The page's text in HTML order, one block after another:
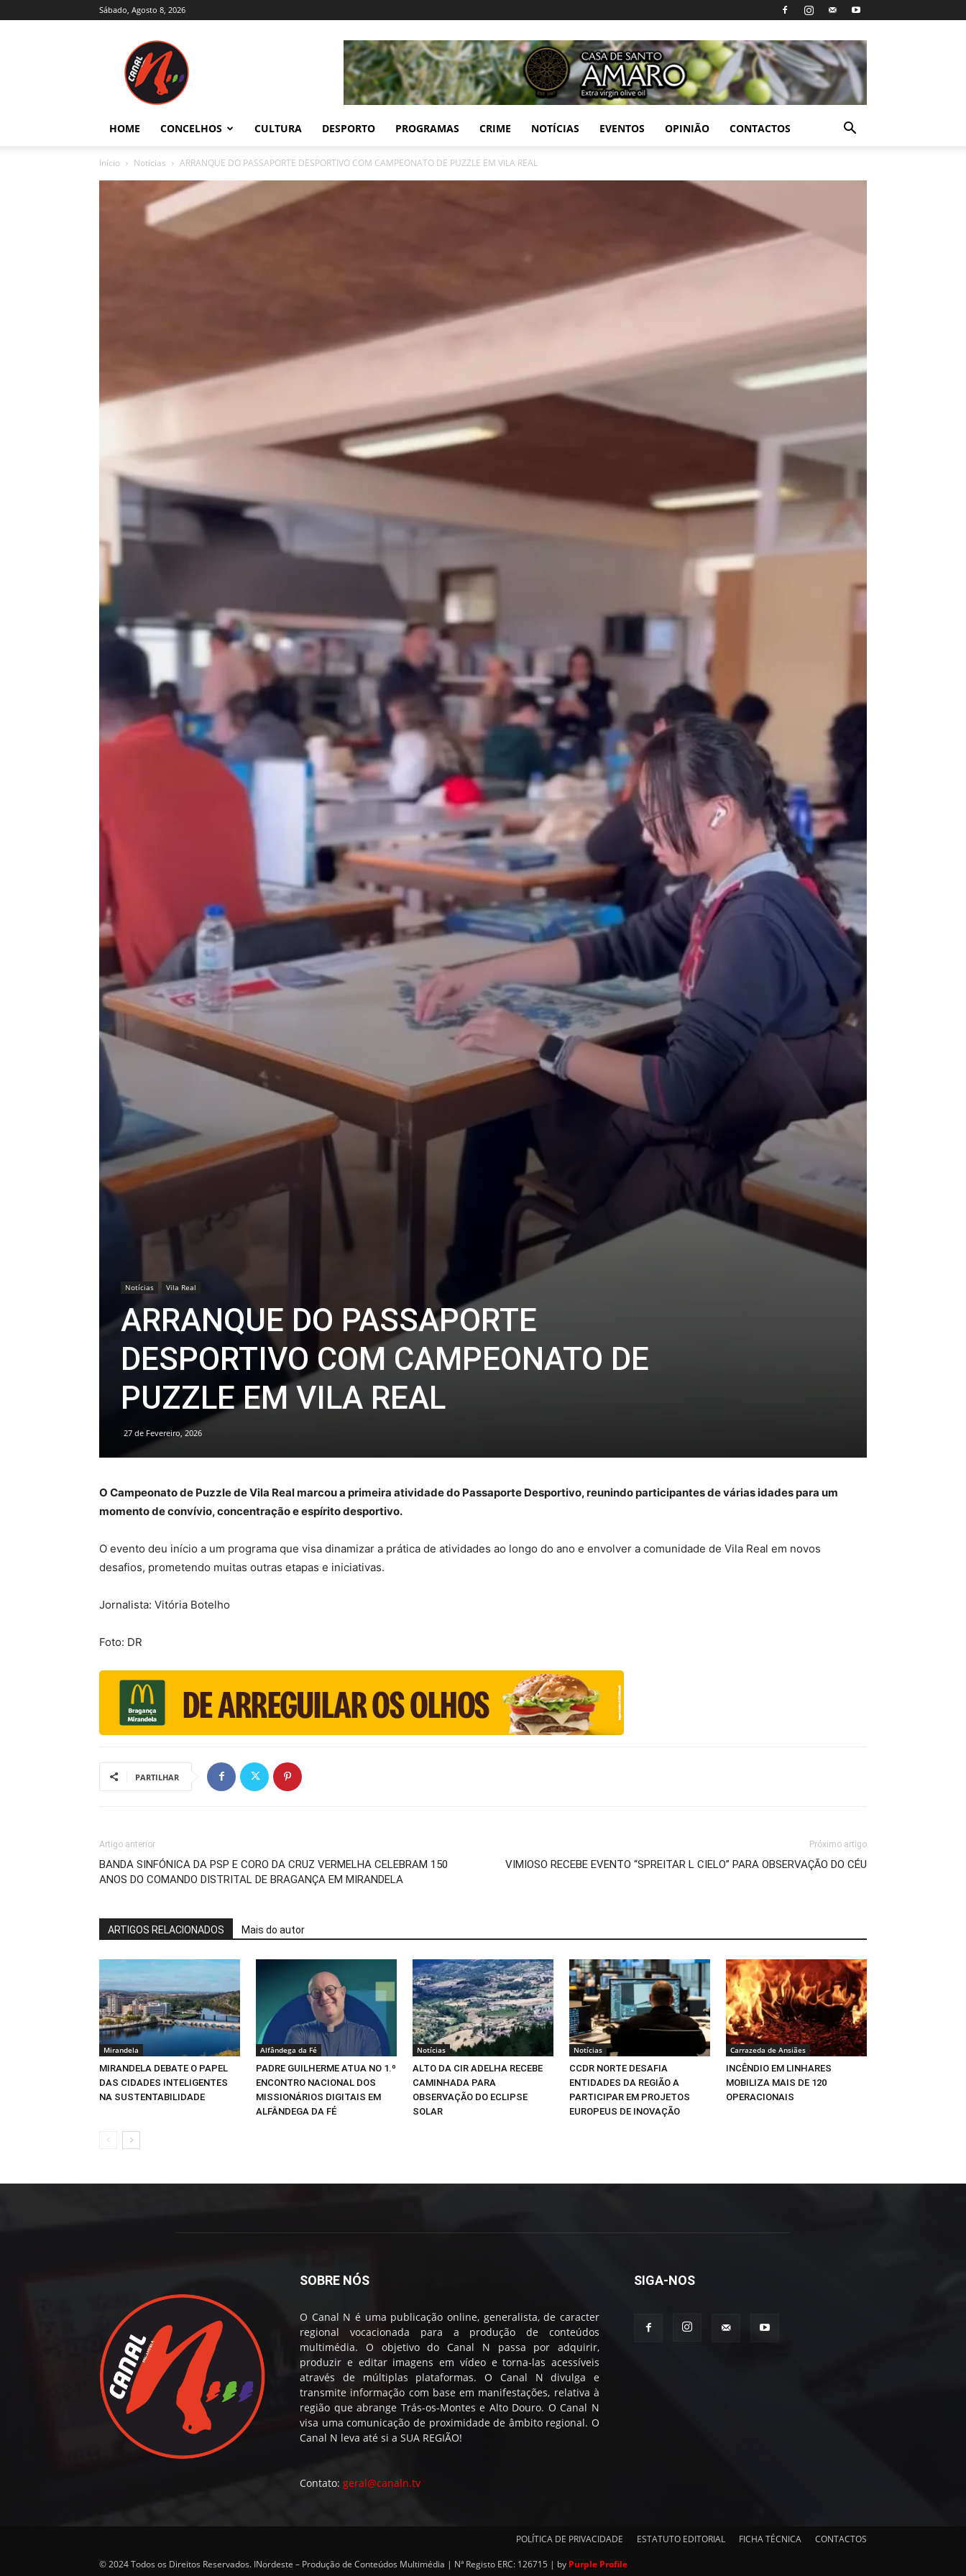
Sábado, Agosto 8, 2026
Trás-
e
Alto
Douro
HOME CONCELHOS CULTURA DESPORTO PROGRAMAS CRIME NOTÍCIAS EVENTOS OPINIÃO CONTACTOS
Início Notícias ARRANQUE DO PASSAPORTE DESPORTIVO COM CAMPEONATO DE PUZZLE EM VILA REAL
Notícias Vila Real
ARRANQUE DO PASSAPORTE
DESPORTIVO COM CAMPEONATO DE
PUZZLE EM VILA REAL
27 de Fevereiro, 2026
O Campeonato de Puzzle de Vila Real marcou a primeira atividade do Passaporte Desportivo, reunindo participantes de várias idades para um
momento de convívio, concentração e espírito desportivo.
O evento deu início a um programa que visa dinamizar a prática de atividades ao longo do ano e envolver a comunidade de Vila Real em novos
desafios, prometendo muitas outras etapas e iniciativas.
Jornalista: Vitória Botelho
Foto: DR
PARTILHAR
Artigo anterior
BANDA SINFÓNICA DA PSP E CORO DA CRUZ VERMELHA CELEBRAM 150
ANOS DO COMANDO DISTRITAL DE BRAGANÇA EM MIRANDELA
Próximo artigo
VIMIOSO RECEBE EVENTO “SPREITAR L CIELO” PARA OBSERVAÇÃO DO CÉU
ARTIGOS RELACIONADOS Mais do autor
Mirandela
MIRANDELA DEBATE O PAPEL
DAS CIDADES INTELIGENTES
NA SUSTENTABILIDADE
Alfândega da Fé
PADRE GUILHERME ATUA NO 1.º
ENCONTRO NACIONAL DOS
MISSIONÁRIOS DIGITAIS EM
ALFÂNDEGA DA FÉ
Notícias
ALTO DA CIR ADELHA RECEBE
CAMINHADA PARA
OBSERVAÇÃO DO ECLIPSE
SOLAR
Notícias
CCDR NORTE DESAFIA
ENTIDADES DA REGIÃO A
PARTICIPAR EM PROJETOS
EUROPEUS DE INOVAÇÃO
Carrazeda de Ansiães
INCÊNDIO EM LINHARES
MOBILIZA MAIS DE 120
OPERACIONAIS
SOBRE NÓS
O Canal N é uma publicação online, generalista, de caracter
regional vocacionada para a produção de conteúdos
multimédia. O objetivo do Canal N passa por adquirir,
produzir e editar imagens em vídeo e torna-las acessíveis
através de múltiplas plataformas. O Canal N divulga e
transmite informação com base em manifestações, relativa à
região que abrange Trás-os-Montes e Alto Douro. O Canal N
visa uma comunicação de proximidade de âmbito regional. O
Canal N leva até si a SUA REGIÃO!
Contato: geral@canaln.tv
SIGA-NOS
POLÍTICA DE PRIVACIDADE ESTATUTO EDITORIAL FICHA TÉCNICA CONTACTOS
© 2024 Todos os Direitos Reservados. INordeste – Produção de Conteúdos Multimédia | Nª Registo ERC: 126715 | by Purple Profile